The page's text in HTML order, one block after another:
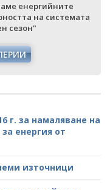
енергийните
на системата
сезон"
г. за намаляване на
енергия от
източници